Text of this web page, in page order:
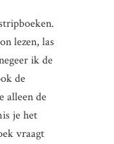
lezen, las
ik de
de
alleen de
je het
vraagt